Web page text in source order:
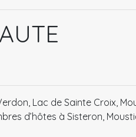
Lac de Sainte Croix,
d’hôtes à Sisteron,